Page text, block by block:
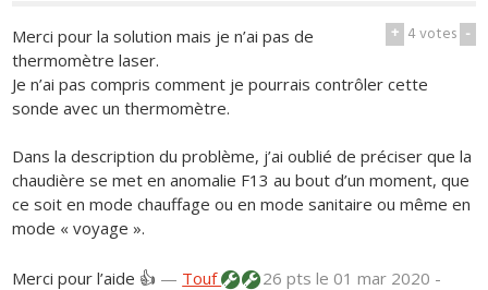
+ 4votes -
Merci pour la solution mais je n’ai pas de
thermomètre laser.
Je n’ai pas compris comment je pourrais contrôler cette
sonde avec un thermomètre.
Dans la description du problème, j’ai oublié de préciser que la
chaudière se met en anomalie F13 au bout d’un moment, que
ce soit en mode chauffage ou en mode sanitaire ou même en
mode « voyage ».
Merci pour l’aide 👍 — Touf 26 ptsle 01 mar 2020 -